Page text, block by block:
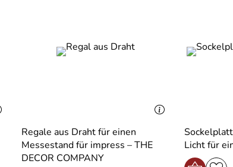
Regale aus Draht für einen
Messestand für impress – THE
DECOR COMPANY
Licht für